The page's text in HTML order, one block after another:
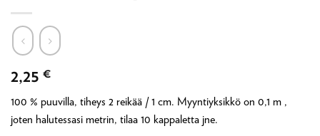
2,25 €
100 % puuvilla, tiheys 2 reikää / 1 cm. Myyntiyksikkö on 0,1 m ,
joten halutessasi metrin, tilaa 10 kappaletta jne.